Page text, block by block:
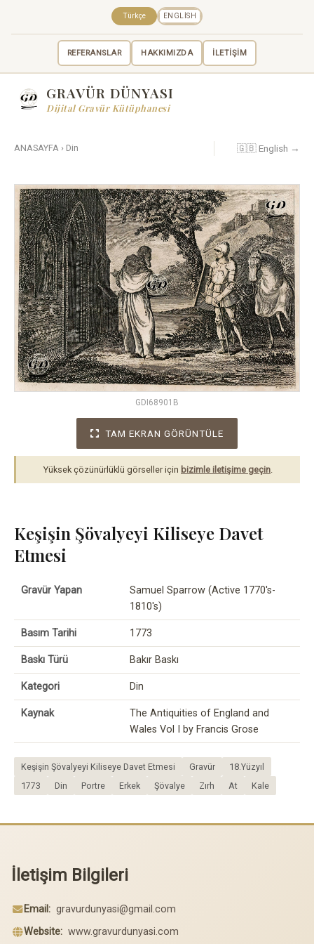
REFERANSLAR HAKKIMIZDA İLETİŞİM
Türkçe ENGLISH
GRAVÜR DÜNYASI
Dijital Gravür Kütüphanesi
ANASAYFA › Din 🇬🇧 English →
GDI68901B
TAM EKRAN GÖRÜNTÜLE
Yüksek çözünürlüklü görseller için bizimle iletişime geçin
Keşişin Şövalyeyi Kiliseye Davet
Etmesi
Gravür Yapan
Samuel Sparrow (Active 1770's-
1810's)
Basım Tarihi 1773
Baskı Türü Bakır Baskı
Kategori Din
Kaynak
The Antiquities of England and
Wales Vol I by Francis Grose
Keşişin Şövalyeyi Kiliseye Davet Etmesi Gravür
18.Yüzyıl
1773
Din Portre Erkek Şövalye Zırh At Kale
İletişim Bilgileri
Email: gravurdunyasi@gmail.com
Website: www.gravurdunyasi.com